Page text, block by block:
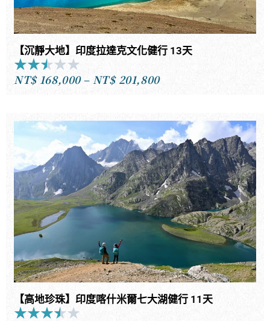
【沉靜大地】印度拉達克文化健行 13天
★★★★★
2.5
NT$ 168,000– NT$ 201,800
範
圍：
NT$168,000
到
NT$201,800
【高地珍珠】印度喀什米爾七大湖健行 11天
★★★★★